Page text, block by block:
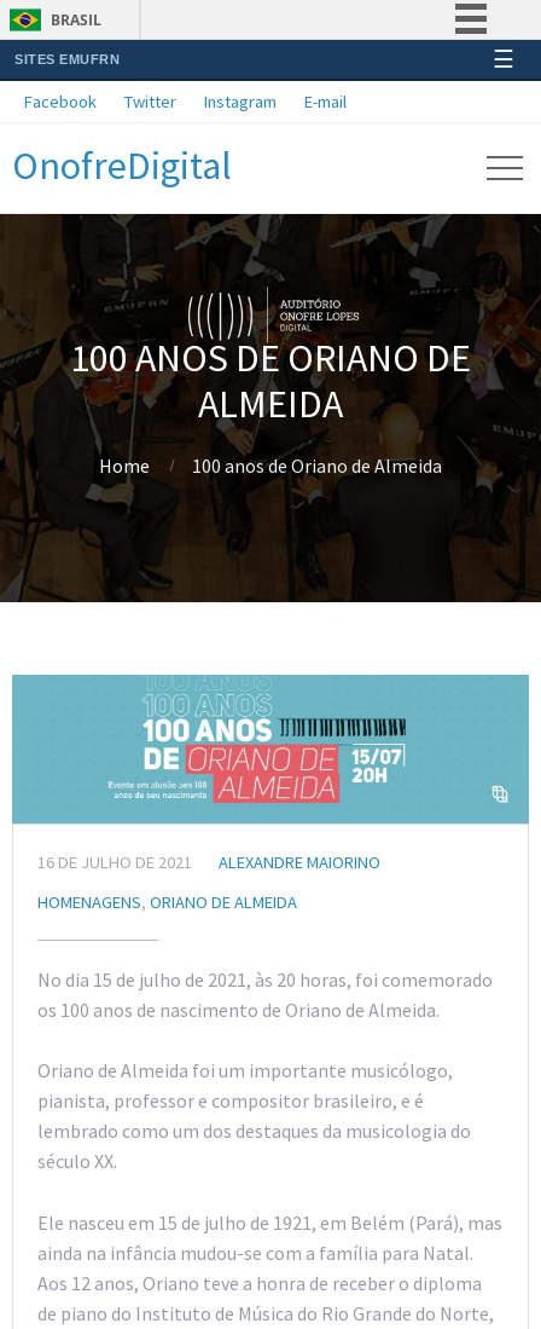
BRASIL
Simplifique!
Acesso à informação
Legislação
SITES EMUFRN ☰
Facebook Twitter Instagram E-mail
OnofreDigital
100 ANOS DE ORIANO DE
ALMEIDA
Home 100 anos de Oriano de Almeida
16 DE JULHO DE 2021
ALEXANDRE MAIORINO
HOMENAGENS, ORIANO DE ALMEIDA
No dia 15 de julho de 2021, às 20 horas, foi comemorado
os 100 anos de nascimento de Oriano de Almeida.
Oriano de Almeida foi um importante musicólogo,
pianista, professor e compositor brasileiro, e é
lembrado como um dos destaques da musicologia do
século XX.
Ele nasceu em 15 de julho de 1921, em Belém (Pará), mas
ainda na infância mudou-se com a família para Natal.
Aos 12 anos, Oriano teve a honra de receber o diploma
de piano do Instituto de Música do Rio Grande do Norte,